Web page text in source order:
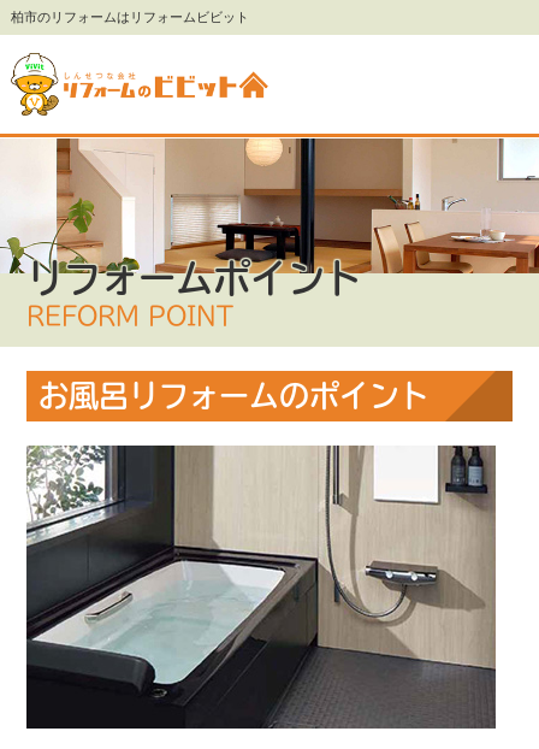
柏市のリフォームはリフォームビビット
リフォームポイント
REFORM POINT
お風呂リフォームのポイント